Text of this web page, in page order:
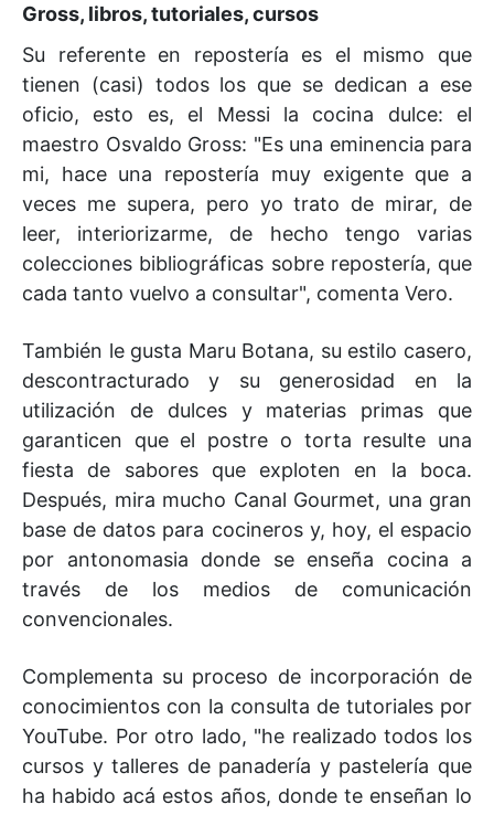
Gross, libros, tutoriales, cursos
Su referente en repostería es el mismo que
tienen (casi) todos los que se dedican a ese
oficio, esto es, el Messi la cocina dulce: el
maestro Osvaldo Gross: "Es una eminencia para
mi, hace una repostería muy exigente que a
veces me supera, pero yo trato de mirar, de
leer, interiorizarme, de hecho tengo varias
colecciones bibliográficas sobre repostería, que
cada tanto vuelvo a consultar", comenta Vero.
También le gusta Maru Botana, su estilo casero,
descontracturado y su generosidad en la
utilización de dulces y materias primas que
garanticen que el postre o torta resulte una
fiesta de sabores que exploten en la boca.
Después, mira mucho Canal Gourmet, una gran
base de datos para cocineros y, hoy, el espacio
por antonomasia donde se enseña cocina a
través de los medios de comunicación
convencionales.
Complementa su proceso de incorporación de
conocimientos con la consulta de tutoriales por
YouTube. Por otro lado, "he realizado todos los
cursos y talleres de panadería y pastelería que
ha habido acá estos años, donde te enseñan lo